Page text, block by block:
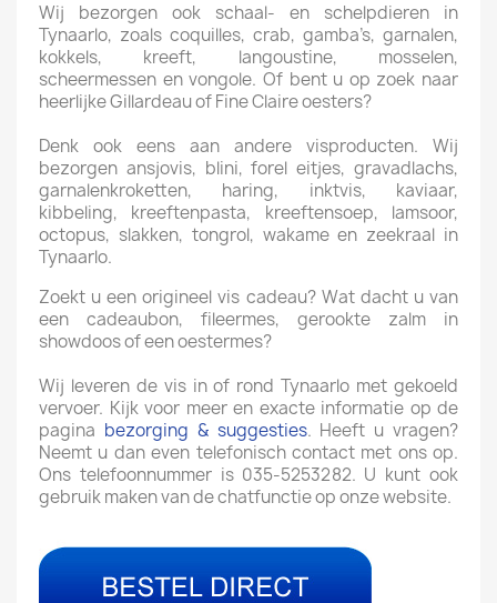
Wij bezorgen ook schaal- en schelpdieren in
Tynaarlo, zoals coquilles, crab, gamba’s, garnalen,
kokkels, kreeft, langoustine, mosselen,
scheermessen en vongole. Of bent u op zoek naar
heerlijke Gillardeau of Fine Claire oesters?
Denk ook eens aan andere visproducten. Wij
bezorgen ansjovis, blini, forel eitjes, gravadlachs,
garnalenkroketten, haring, inktvis, kaviaar,
kibbeling, kreeftenpasta, kreeftensoep, lamsoor,
octopus, slakken, tongrol, wakame en zeekraal in
Tynaarlo.
Zoekt u een origineel vis cadeau? Wat dacht u van
een cadeaubon, fileermes, gerookte zalm in
showdoos of een oestermes?
Wij leveren de vis in of rond Tynaarlo met gekoeld
vervoer. Kijk voor meer en exacte informatie op de
pagina bezorging & suggesties. Heeft u vragen?
Neemt u dan even telefonisch contact met ons op.
Ons telefoonnummer is 035-5253282. U kunt ook
gebruik maken van de chatfunctie op onze website.